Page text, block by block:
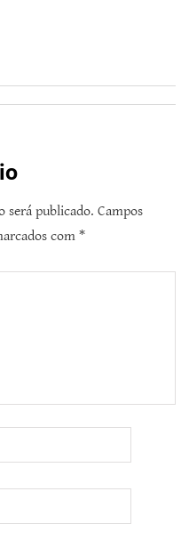
será publicado. Campos
com *